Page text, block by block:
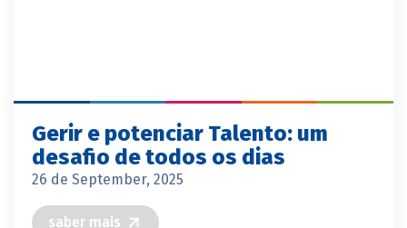
Gerir e potenciar Talento: um
desafio de todos os dias
26 de September, 2025
saber mais